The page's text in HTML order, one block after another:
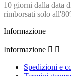
10 giorni dalla data
rimborsati solo
Informazione
Informazione  
Spedizioni e